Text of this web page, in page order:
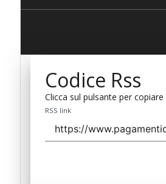
Codice Rss
Clicca sul pulsante per copiare
RSS link